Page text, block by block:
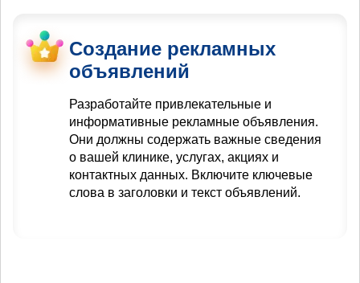
Создание рекламных
объявлений
Разработайте привлекательные и
информативные рекламные объявления.
Они должны содержать важные сведения
о вашей клинике, услугах, акциях и
контактных данных. Включите ключевые
слова в заголовки и текст объявлений.